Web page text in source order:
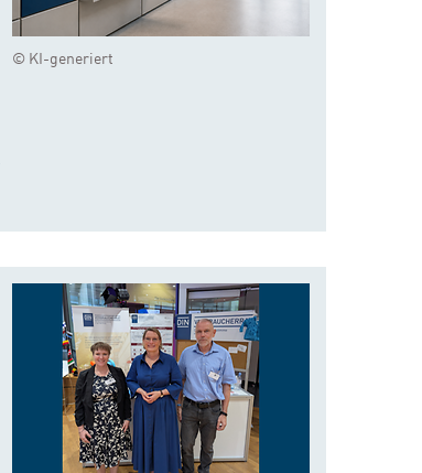
© KI-generiert